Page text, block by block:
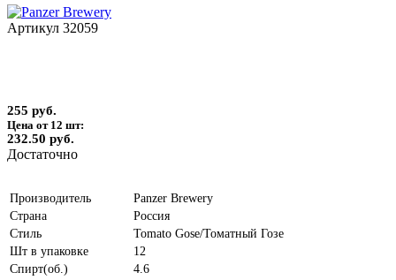
Артикул 32059
255 руб.
Цена от 12 шт:
232.50 руб.
Достаточно
Производитель
Panzer Brewery
Страна
Россия
Стиль
Tomato Gose/Томатный Гозе
Шт в упаковке
12
Спирт(об.)
4.6